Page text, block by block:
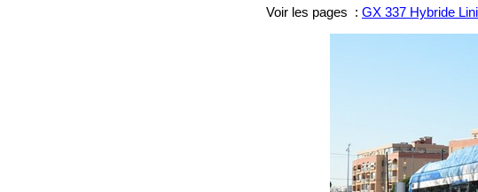
Voir les pages : GX 337 Hybride